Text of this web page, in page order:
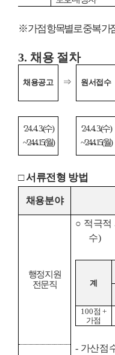
※가점 항목별로 중복 가
3. 채용 절차
채용공고 ⇒ 원서접수
‘24. 4. 3.(수)
~‘24. 4. 15.(월)
‘24. 4. 3.(수)
~‘24. 4. 15.(월)
□서류전형 방법
채용분야
행정지원
전문직
○ 적극적
수)
계
100점+
가점
- 가산점